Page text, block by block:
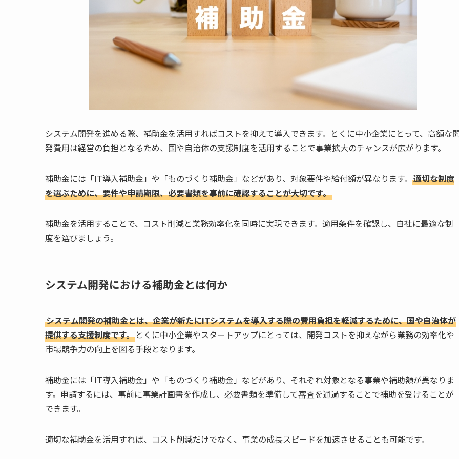
システム開発を進める際、補助金を活用すればコストを抑えて導入できます。とくに中小企業にとって、高額な
発費用は経営の負担となるため、国や自治体の支援制度を活用することで事業拡大のチャンスが広がります。
補助金には「IT導入補助金」や「ものづくり補助金」などがあり、対象要件や給付額が異なります。 適切な制度
を選ぶために、要件や申請期限、必要書類を事前に確認することが大切です。
補助金を活用することで、コスト削減と業務効率化を同時に実現できます。適用条件を確認し、自社に最適な制
度を選びましょう。
システム開発における補助金とは何か
システム開発の補助金とは、企業が新たにITシステムを導入する際の費用負担を軽減するために、国や自治体が
提供する支援制度です。 とくに中小企業やスタートアップにとっては、開発コストを抑えながら業務の効率化や
市場競争力の向上を図る手段となります。
補助金には「IT導入補助金」や「ものづくり補助金」などがあり、それぞれ対象となる事業や補助額が異なりま
す。申請するには、事前に事業計画書を作成し、必要書類を準備して審査を通過することで補助を受けることが
できます。
適切な補助金を活用すれば、コスト削減だけでなく、事業の成長スピードを加速させることも可能です。